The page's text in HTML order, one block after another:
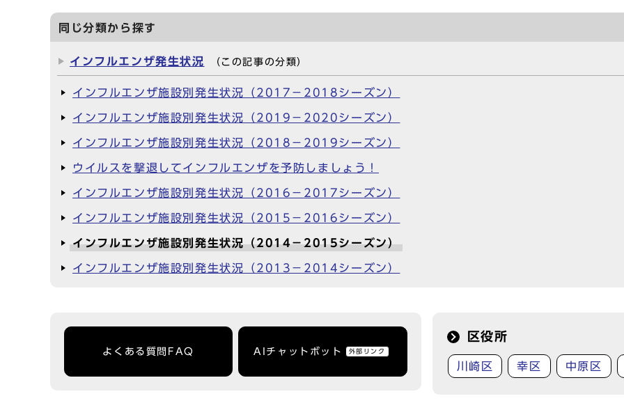
同じ分類から探す
インフルエンザ発生状況 （この記事の分類）
インフルエンザ施設別発生状況（2017－2018シーズン）
インフルエンザ施設別発生状況（2019－2020シーズン）
インフルエンザ施設別発生状況（2018－2019シーズン）
ウイルスを撃退してインフルエンザを予防しましょう！
インフルエンザ施設別発生状況（2016－2017シーズン）
インフルエンザ施設別発生状況（2015－2016シーズン）
インフルエンザ施設別発生状況（2014－2015シーズン）
インフルエンザ施設別発生状況（2013－2014シーズン）
よくある質問FAQ AIチャットボット 外部リンク
区役所
川崎区 幸区 中原区